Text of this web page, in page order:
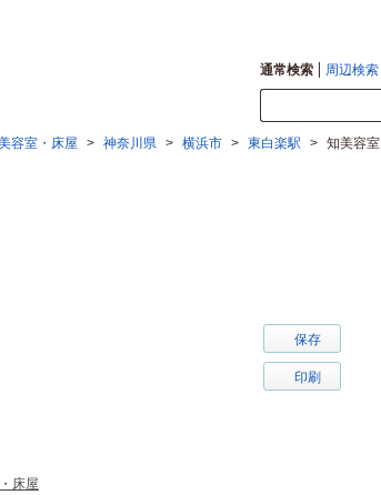
通常検索 周辺検索
容室・床屋 > 神奈川県 > 横浜市 > 東白楽駅 > 知美容室
保存
印刷
床屋